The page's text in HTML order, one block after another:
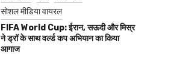
सोशल मीडिया वायरल
FIFA World Cup: ईरान, सऊदी और मिस्र
ने ड्रॉ के साथ वर्ल्ड कप अभियान का किया
आगाज